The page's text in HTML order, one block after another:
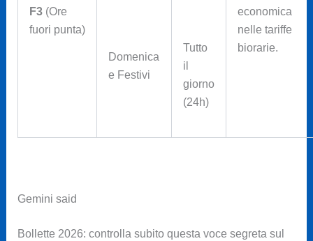
F3(Ore
fuori punta)
Domenica
e Festivi
Tutto
il
giorno
(24h)
economica
nelle tariffe
biorarie.
Gemini said
Bollette 2026: controlla subito questa voce segreta sul